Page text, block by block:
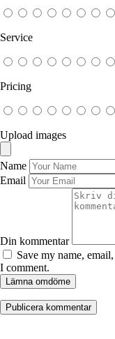
Service
Pricing
Upload images
Name
Email
Din kommentar
Save my name,
I comment.
Lämna omdöme